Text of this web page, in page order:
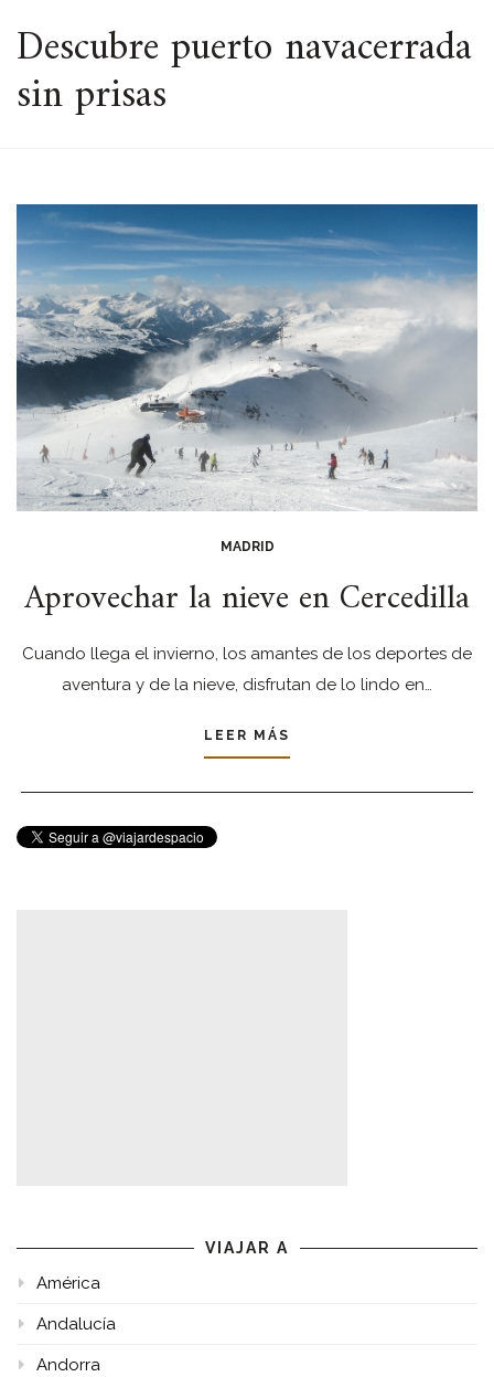
ESPACIO
Descubre puerto navacerrada
sin prisas
MADRID
Aprovechar la nieve en Cercedilla
Cuando llega el invierno, los amantes de los deportes de
aventura y de la nieve, disfrutan de lo lindo en…
LEER MÁS
VIAJAR A
América
Andalucía
Andorra